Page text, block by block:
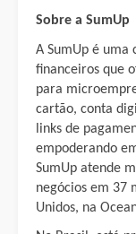
Sobre a SumUp
A SumUp é uma
financeiros que
para
cartão, conta
links de
empoderando
SumUp atende
negócios em 37
Unidos, na